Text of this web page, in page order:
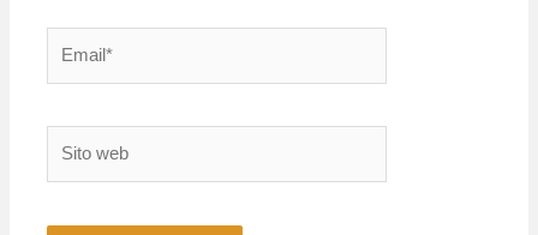
web